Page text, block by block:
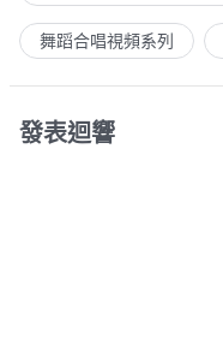
舞蹈合唱視頻系列
發表迴響